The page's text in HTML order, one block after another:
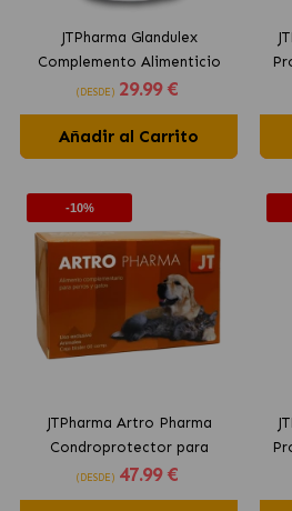
JTPharma Glandulex
Complemento Alimenticio
para Perros
(DESDE) 29.99 €
Añadir al Carrito
-10%
JTPharma Artro Pharma
Condroprotector para
Perros y Gatos en
Comprimidos
(DESDE) 47.99 €